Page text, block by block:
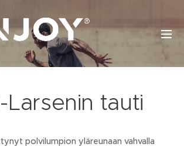
Larsenin tauti
polvilumpion yläreunaan vahvalla